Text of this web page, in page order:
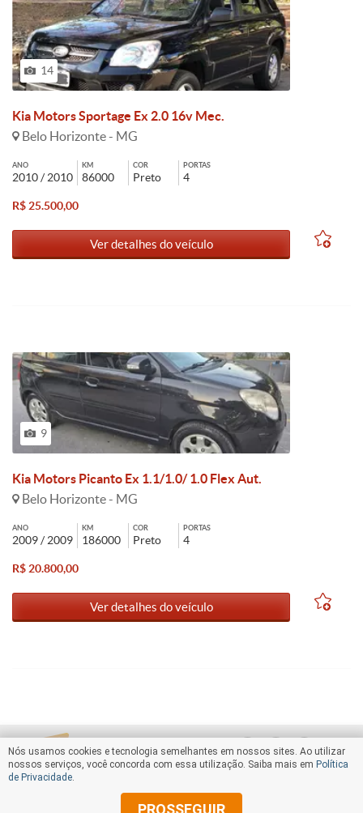
14
Kia Motors Sportage Ex 2.0 16v Mec.
Belo Horizonte - MG
ANO
2010 / 2010
KM
86000
COR
Preto
PORTAS
4
R$ 25.500,00
Ver detalhes do veículo
9
Kia Motors Picanto Ex 1.1/1.0/ 1.0 Flex Aut.
Belo Horizonte - MG
ANO
2009 / 2009
KM
186000
COR
Preto
PORTAS
4
R$ 20.800,00
Ver detalhes do veículo
Nós usamos cookies e tecnologia semelhantes em nossos sites. Ao utilizar
nossos serviços, você concorda com essa utilização. Saiba mais em Política
de Privacidade.
PROSSEGUIR